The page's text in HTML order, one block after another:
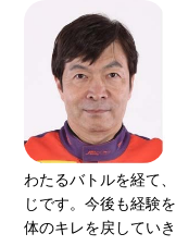
わたるバトルを経て
じです。今後も経験
体のキレを戻していき